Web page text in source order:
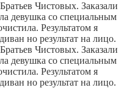
Чистовых. Заказали
девушка со специальным
Результатом я
но результат на лицо.
Чистовых. Заказали
девушка со специальным
Результатом я
но результат на лицо.